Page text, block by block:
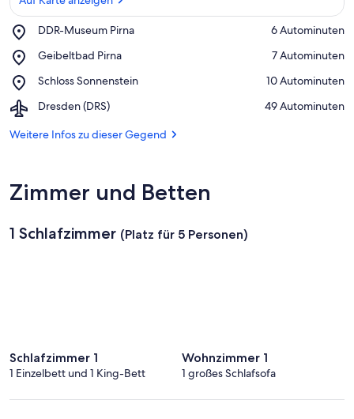
DDR-Museum Pirna
Place,
Museum
‪6 Autominuten‬
Geibeltbad Pirna
Place,
Pirna
‪7 Autominuten‬
Schloss Sonnenstein
Place,
Sonnenstein
‪10 Autominuten‬
Dresden (DRS)
Airport,
(DRS)
‪49 Autominuten‬
Weitere Infos zu dieser Gegend
Zimmer und Betten
1 Schlafzimmer (Platz für 5 Personen)
Schlafzimmer 1
1 Einzelbett und 1 King-Bett
Wohnzimmer 1
1 großes Schlafsofa